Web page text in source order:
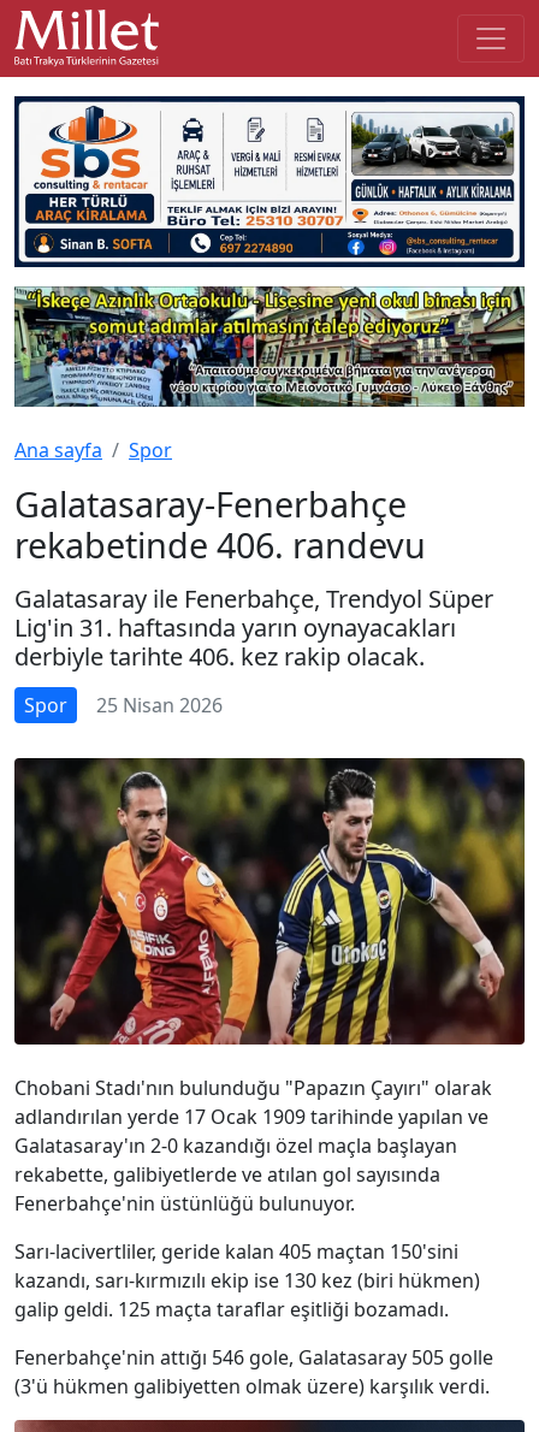
Ana sayfa Spor
Galatasaray-Fenerbahçe
rekabetinde 406. randevu
Galatasaray ile Fenerbahçe, Trendyol Süper
Lig'in 31. haftasında yarın oynayacakları
derbiyle tarihte 406. kez rakip olacak.
Spor 25 Nisan 2026
Chobani Stadı'nın bulunduğu "Papazın Çayırı" olarak
adlandırılan yerde 17 Ocak 1909 tarihinde yapılan ve
Galatasaray'ın 2-0 kazandığı özel maçla başlayan
rekabette, galibiyetlerde ve atılan gol sayısında
Fenerbahçe'nin üstünlüğü bulunuyor.
Sarı-lacivertliler, geride kalan 405 maçtan 150'sini
kazandı, sarı-kırmızılı ekip ise 130 kez (biri hükmen)
galip geldi. 125 maçta taraflar eşitliği bozamadı.
Fenerbahçe'nin attığı 546 gole, Galatasaray 505 golle
(3'ü hükmen galibiyetten olmak üzere) karşılık verdi.